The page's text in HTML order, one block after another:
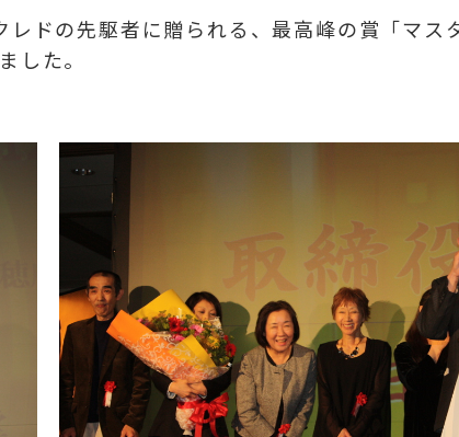
ドの先駆者に贈られる、最高峰の賞「マス
した。